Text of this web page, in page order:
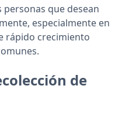
personas que desean
especialmente en
rápido crecimiento
de